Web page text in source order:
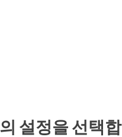
설정을 선택합